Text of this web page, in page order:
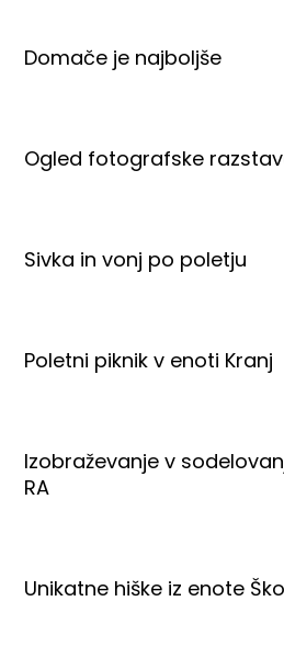
Domače je najboljše
Ogled fotografske
Sivka in vonj po poletju
Poletni piknik v enoti Kranj
Izobraževanje v
RA
Unikatne hiške iz enote